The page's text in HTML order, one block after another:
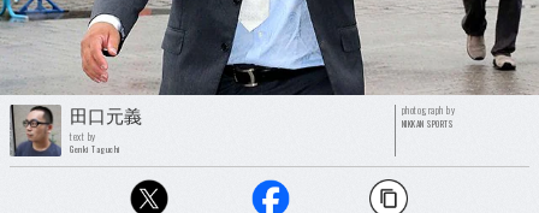
田口元義
text by
Genki Taguchi
photograph by
NIKKAN SPORTS